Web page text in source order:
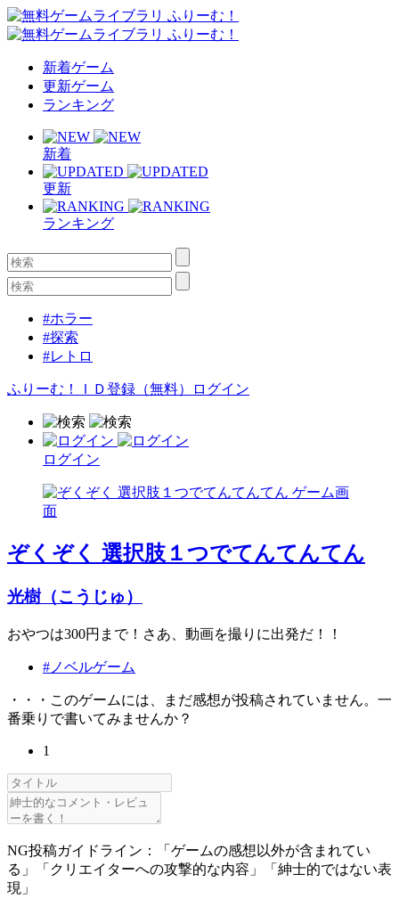
新着ゲーム
更新ゲーム
ランキング
新着
更新
ランキング
#ホラー
#探索
#レトロ
ふりーむ！ＩＤ登録（無料） ログイン
ログイン
ぞくぞく 選択肢１つでてんてんてん
光樹（こうじゅ）
おやつは300円まで！さあ、動画を撮りに出発だ！！
#ノベルゲーム
・・・このゲームには、まだ感想が投稿されていません。一
番乗りで書いてみませんか？
1
NG投稿ガイドライン：「ゲームの感想以外が含まれてい
る」「クリエイターへの攻撃的な内容」「紳士的ではない表
現」